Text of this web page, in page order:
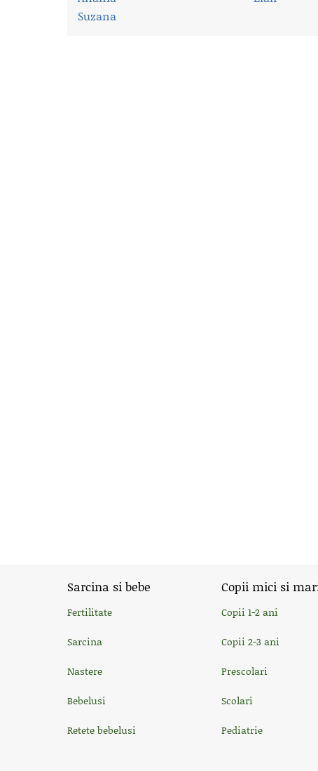
Suzana
Sarcina si bebe
Fertilitate
Sarcina
Nastere
Bebelusi
Retete bebelusi
Copii mici si
Copii 1-2 ani
Copii 2-3 ani
Prescolari
Scolari
Pediatrie